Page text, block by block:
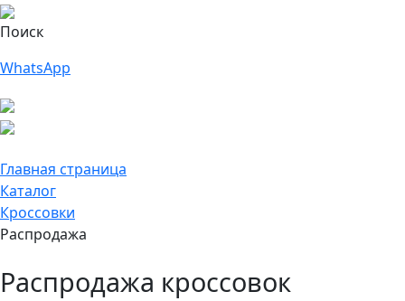
Поиск
WhatsApp
Главная страница
Каталог
Кроссовки
Распродажа
Распродажа кроссовок